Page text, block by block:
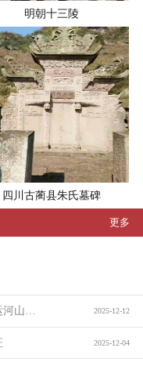
明朝十三陵
四川古蔺县朱氏墓碑
更多
【运河记忆】张明福：东平学派与京杭运河山东段的贯通 2025-12-12
2025-12-04